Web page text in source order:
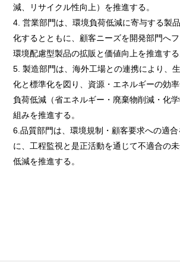
減、リサイクル性向上）を推進する。
4. 営業部門は、環境負荷低減に寄与する製
化するとともに、顧客ニーズを開発部門へフ
環境配慮型製品の拡販と価値向上を推進する
5. 製造部門は、海外工場との連携により、
化と標準化を図り、資源・エネルギーの効
負荷低減（省エネルギー・廃棄物削減・化
組みを推進する。
6.品質部門は、環境規制・顧客要求への適
に、工程監視と是正活動を通じて不適合の
低減を推進する。